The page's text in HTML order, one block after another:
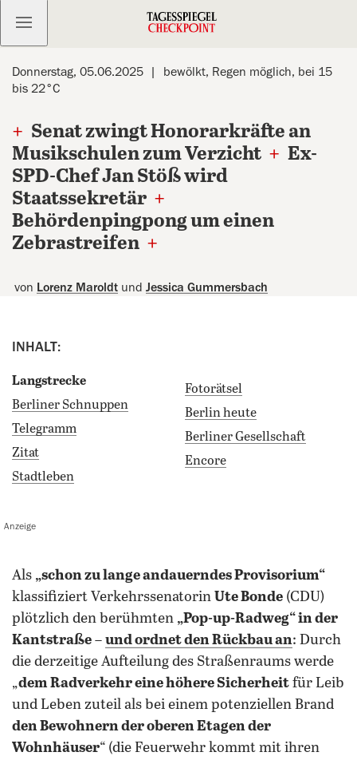
Kostenlos anmelden
Donnerstag, 05.06.2025
bewölkt, Regen möglich, bei 15
bis 22°C
+ Senat zwingt Honorarkräfte an
Musikschulen zum Verzicht + Ex-
SPD-Chef Jan Stöß wird
Staatssekretär +
Behördenpingpong um einen
Zebrastreifen +
von Lorenz Maroldt und Jessica Gummersbach
INHALT:
Langstrecke
Berliner Schnuppen
Telegramm
Zitat
Stadtleben
Fotorätsel
Berlin heute
Berliner Gesellschaft
Encore
Anzeige
als „schon zu lange andauerndes Provisorium“
klassifiziert Verkehrssenatorin Ute Bonde (CDU)
plötzlich den berühmten „Pop-up-Radweg“ in der
Kantstraße – und ordnet den Rückbau an: Durch
die derzeitige Aufteilung des Straßenraums werde
„dem Radverkehr eine höhere Sicherheit für Leib
und Leben zuteil als bei einem potenziellen Brand
den Bewohnern der oberen Etagen der
Wohnhäuser“ (die Feuerwehr kommt mit ihren